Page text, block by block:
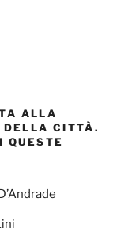
ALLA
DELLA CITTÀ.
QUESTE